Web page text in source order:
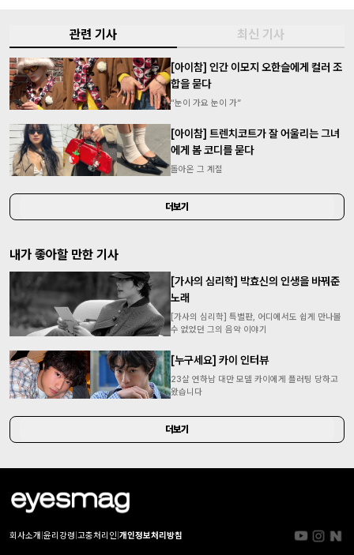
관련 기사 최신 기사
[아이참] 인간 이모지 오한슬에게 컬러 조
합을 묻다
“눈이 가요 눈이 가”
[아이참] 트렌치코트가 잘 어울리는 그녀
에게 봄 코디를 묻다
돌아온 그 계절
더보기
내가 좋아할 만한 기사
[가사의 심리학] 박효신의 인생을 바꿔준
노래
[가사의 심리학] 특별판, 어디에서도 쉽게 만나볼
수 없었던 그의 음악 이야기
[누구세요] 카이 인터뷰
23살 연하남 대만 모델 카이에게 플러팅 당하고
왔습니다
더보기
회사소개 윤리강령 고충처리인 개인정보처리방침